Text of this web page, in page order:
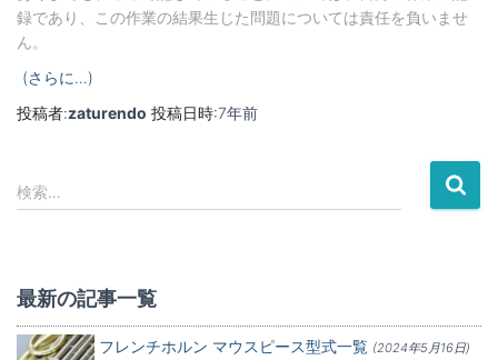
録であり、この作業の結果生じた問題については責任を負いませ
ん。
(さらに…)
投稿者:zaturendo 投稿日時:7年前
検
索
検索…
最新の記事一覧
フレンチホルン マウスピース型式一覧 (2024年5月16日)